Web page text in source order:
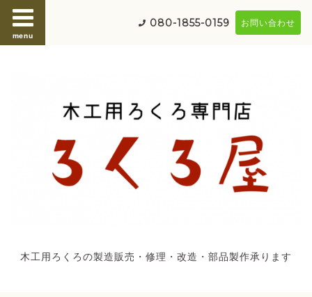
menu
080-1855-0159 お問い合わせ
木工用ろくろの製造販売・修理・改造・部品製作承ります